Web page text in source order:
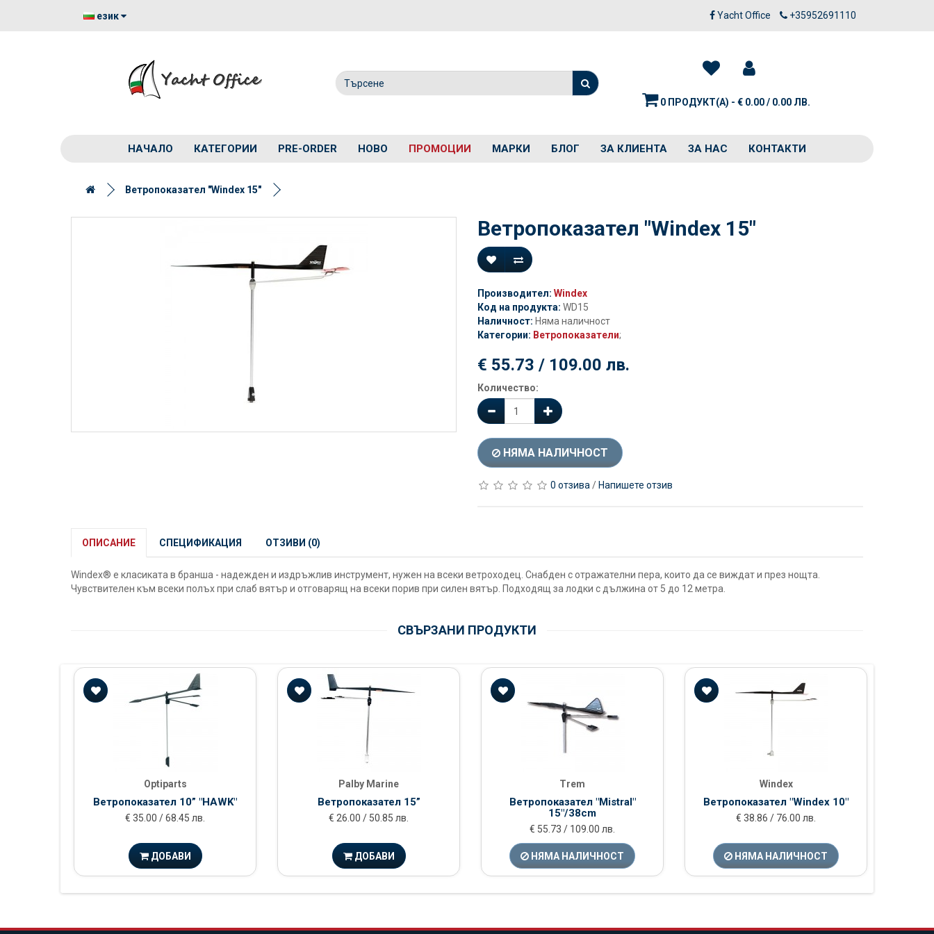
език Yacht Office +35952691110
0 ПРОДУКТ(А) - € 0.00 / 0.00 ЛВ.
НАЧАЛО КАТЕГОРИИ PRE-ORDER НОВО ПРОМОЦИИ МАРКИ БЛОГ ЗА КЛИЕНТА ЗА НАС КОНТАКТИ
Ветропоказател "Windex 15"
Ветропоказател "Windex 15"
Производител: Windex
Код на продукта: WD15
Наличност: Няма наличност
Категории: Ветропоказатели;
€ 55.73 / 109.00 лв.
Количество:
НЯМА НАЛИЧНОСТ
0 отзива / Напишете отзив
ОПИСАНИЕ СПЕЦИФИКАЦИЯ ОТЗИВИ (0)
Windex® е класиката в бранша - надежден и издръжлив инструмент, нужен на всеки ветроходец. Снабден с отражателни пера, които да се виждат и през нощта.
Чувствителен към всеки полъх при слаб вятър и отговарящ на всеки порив при силен вятър. Подходящ за лодки с дължина от 5 до 12 метра.
СВЪРЗАНИ ПРОДУКТИ
Optiparts
Ветропоказател 10” "HAWK"
€ 35.00 / 68.45 лв.
ДОБАВИ
Palby Marine
Ветропоказател 15”
€ 26.00 / 50.85 лв.
ДОБАВИ
Trem
Ветропоказател "Mistral"
15"/38cm
€ 55.73 / 109.00 лв.
НЯМА НАЛИЧНОСТ
Windex
Ветропоказател "Windex 10"
€ 38.86 / 76.00 лв.
НЯМА НАЛИЧНОСТ